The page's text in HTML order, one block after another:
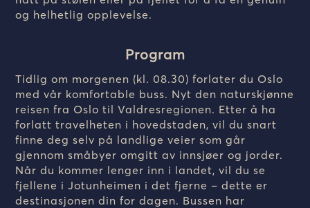
og helhetlig opplevelse.
Program
Tidlig om morgenen (kl. 08.30) forlater du Oslo
med vår komfortable buss. Nyt den naturskjønne
reisen fra Oslo til Valdresregionen. Etter å ha
forlatt travelheten i hovedstaden, vil du snart
finne deg selv på landlige veier som går
gjennom småbyer omgitt av innsjøer og jorder.
Når du kommer lenger inn i landet, vil du se
fjellene i Jotunheimen i det fjerne – dette er
destinasjonen din for dagen. Bussen har